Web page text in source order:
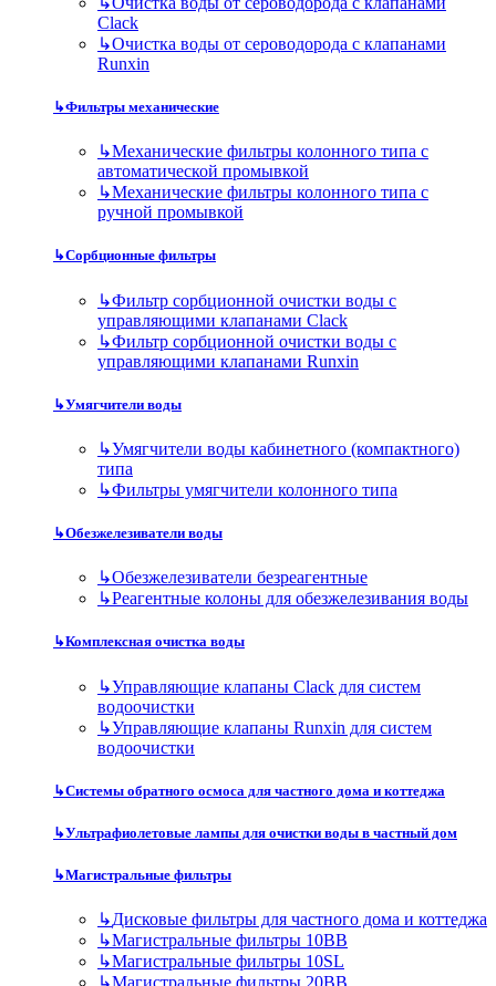
Clack
↳Очистка воды от сероводорода с клапанами
Runxin
↳Фильтры механические
↳Механические фильтры колонного типа с
автоматической промывкой
↳Механические фильтры колонного типа с
ручной промывкой
↳Сорбционные фильтры
↳Фильтр сорбционной очистки воды с
управляющими клапанами Clack
↳Фильтр сорбционной очистки воды с
управляющими клапанами Runxin
↳Умягчители воды
↳Умягчители воды кабинетного (компактного)
типа
↳Фильтры умягчители колонного типа
↳Обезжелезиватели воды
↳Обезжелезиватели безреагентные
↳Реагентные колоны для обезжелезивания воды
↳Комплексная очистка воды
↳Управляющие клапаны Clack для систем
водоочистки
↳Управляющие клапаны Runxin для систем
водоочистки
↳Системы обратного осмоса для частного дома и коттеджа
↳Ультрафиолетовые лампы для очистки воды в частный дом
↳Магистральные фильтры
↳Дисковые фильтры для частного дома и коттеджа
↳Магистральные фильтры 10BB
↳Магистральные фильтры 10SL